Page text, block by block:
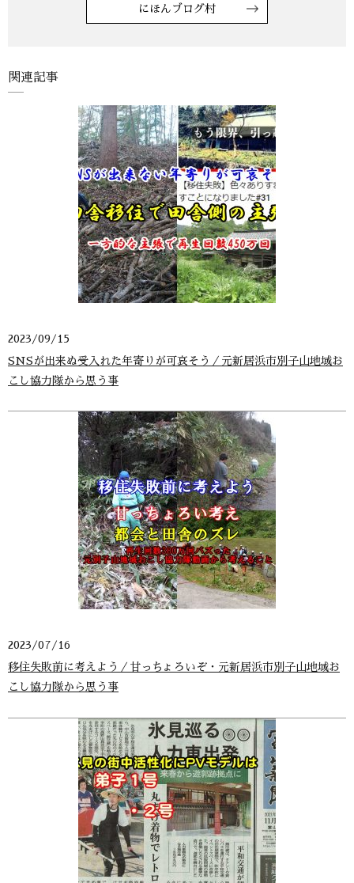
にほんブログ村
関連記事
2023/09/15
SNSが出来ぬ受入れた年寄りが可哀そう／元新居浜市別子山地域お
こし協力隊から思う事
2023/07/16
移住失敗前に考えよう／甘っちょろいぞ・元新居浜市別子山地域お
こし協力隊から思う事